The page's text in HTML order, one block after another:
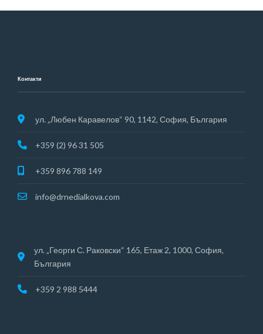
Контакти
ул. „Любен Каравелов“ 90, 1142, София, България
+359 (2) 96 31 505
+359 896 788 149
info@drnedialkova.com
ул. „Георги С. Раковски“ 165, Етаж 2, 1000, София,
България
+359 2 988 5444